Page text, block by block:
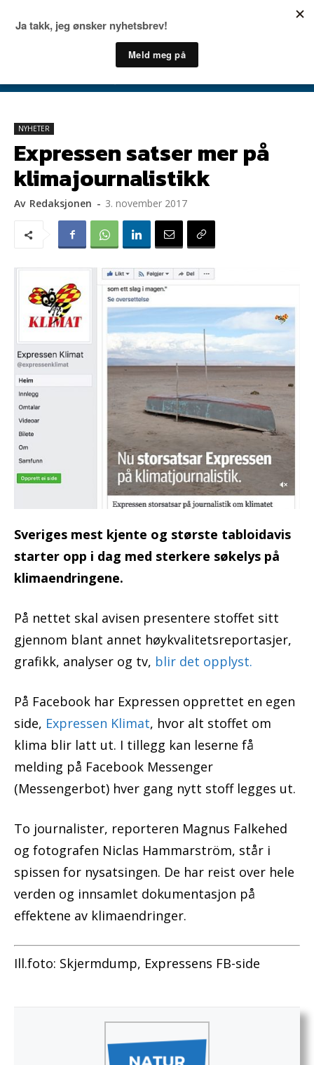
NYHETER
Expressen satser mer på
klimajournalistikk
Av Redaksjonen - 3. november 2017
Sveriges mest kjente og største tabloidavis
starter opp i dag med sterkere søkelys på
klimaendringene.
På nettet skal avisen presentere stoffet sitt
gjennom blant annet høykvalitetsreportasjer,
grafikk, analyser og tv, blir det opplyst.
På Facebook har Expressen opprettet en egen
side, Expressen Klimat, hvor alt stoffet om
klima blir latt ut. I tillegg kan leserne få
melding på Facebook Messenger
(Messengerbot) hver gang nytt stoff legges ut.
To journalister, reporteren Magnus Falkehed
og fotografen Niclas Hammarström, står i
spissen for nysatsingen. De har reist over hele
verden og innsamlet dokumentasjon på
effektene av klimaendringer.
Ill.foto: Skjermdump, Expressens FB-side